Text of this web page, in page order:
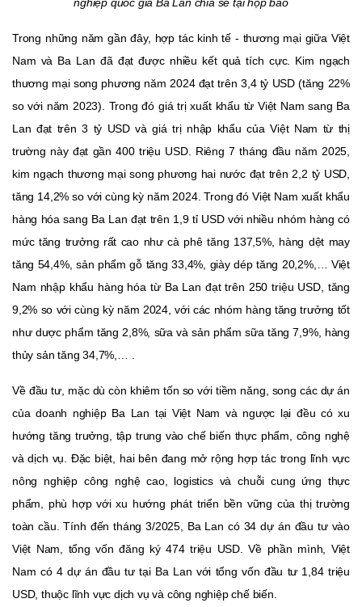
Trong những năm gần đây, hợp tác kinh tế - thương mại giữa Việt
Nam và Ba Lan đã đạt được nhiều kết quả tích cực. Kim ngạch
thương mại song phương năm 2024 đạt trên 3,4 tỷ USD (tăng 22%
so với năm 2023). Trong đó giá trị xuất khẩu từ Việt Nam sang Ba
Lan đạt trên 3 tỷ USD và giá trị nhập khẩu của Việt Nam từ thị
trường này đạt gần 400 triệu USD. Riêng 7 tháng đầu năm 2025,
kim ngạch thương mại song phương hai nước đạt trên 2,2 tỷ USD,
tăng 14,2% so với cùng kỳ năm 2024. Trong đó Việt Nam xuất khẩu
hàng hóa sang Ba Lan đạt trên 1,9 tỉ USD với nhiều nhóm hàng có
mức tăng trưởng rất cao như cà phê tăng 137,5%, hàng dệt may
tăng 54,4%, sản phẩm gỗ tăng 33,4%, giày dép tăng 20,2%,… Việt
Nam nhập khẩu hàng hóa từ Ba Lan đạt trên 250 triệu USD, tăng
9,2% so với cùng kỳ năm 2024, với các nhóm hàng tăng trưởng tốt
như dược phẩm tăng 2,8%, sữa và sản phẩm sữa tăng 7,9%, hàng
thủy sản tăng 34,7%,… .
Về đầu tư, mặc dù còn khiêm tốn so với tiềm năng, song các dự án
của doanh nghiệp Ba Lan tại Việt Nam và ngược lại đều có xu
hướng tăng trưởng, tập trung vào chế biến thực phẩm, công nghệ
và dịch vụ. Đặc biệt, hai bên đang mở rộng hợp tác trong lĩnh vực
nông nghiệp công nghệ cao, logistics và chuỗi cung ứng thực
phẩm, phù hợp với xu hướng phát triển bền vững của thị trường
toàn cầu. Tính đến tháng 3/2025, Ba Lan có 34 dự án đầu tư vào
Việt Nam, tổng vốn đăng ký 474 triệu USD. Về phần mình, Việt
Nam có 4 dự án đầu tư tại Ba Lan với tổng vốn đầu tư 1,84 triệu
USD, thuộc lĩnh vực dịch vụ và công nghiệp chế biến.